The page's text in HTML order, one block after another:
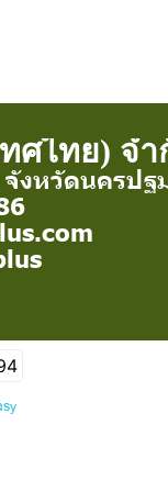
ศไทย) จำ
งหวัดนครปฐ